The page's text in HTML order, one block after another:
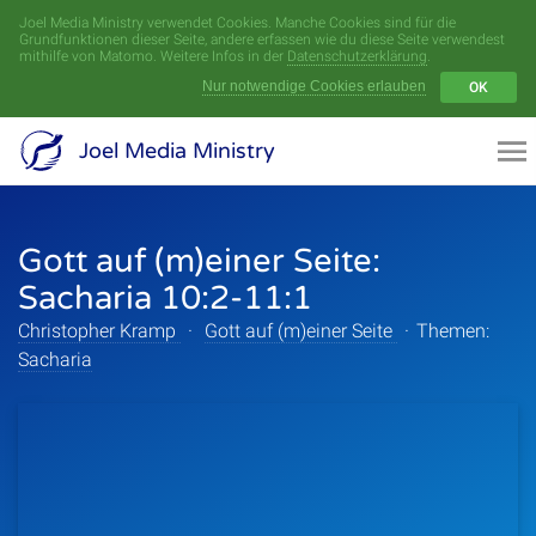
Joel Media Ministry verwendet Cookies. Manche Cookies sind für die
Grundfunktionen dieser Seite, andere erfassen wie du diese Seite verwendest
mithilfe von Matomo. Weitere Infos in der Datenschutzerklärung.
Nur notwendige Cookies erlauben
OK
Joel Media Ministry
Gott auf (m)einer Seite:
Sacharia 10:2-11:1
Christopher Kramp · Gott auf (m)einer Seite · Themen:
Sacharia
Menü
Videoarchiv
Serien